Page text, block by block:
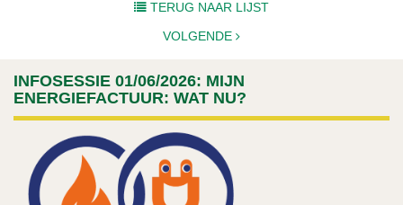
TERUG NAAR LIJST
VOLGENDE
INFOSESSIE 01/06/2026: MIJN
ENERGIEFACTUUR: WAT NU?